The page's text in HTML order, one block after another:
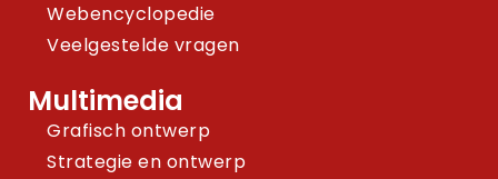
Webencyclopedie
Veelgestelde vragen
Multimedia
Grafisch ontwerp
Strategie en ontwerp